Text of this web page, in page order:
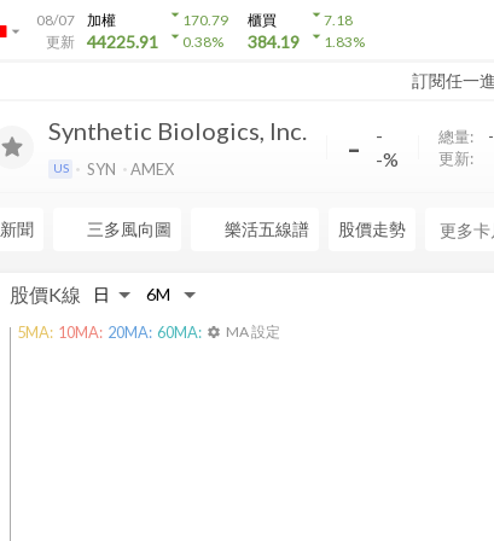
arrow_drop_down
08/07
更新
加權
44225.91
arrow_drop_down170.79
arrow_drop_down0.38%
櫃買
384.19
arrow_drop_down7.18
arrow_drop_down1.83%
訂閱任一
Synthetic Biologics, Inc.
US SYN AMEX -
-
-%
總量: -
更新:
新聞 三多風向圖 樂活五線譜 股價走勢
股價K線
5MA: 10MA: 20MA: 60MA: settings MA 設定